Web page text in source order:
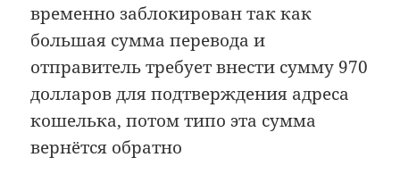
временно заблокирован так как
большая сумма перевода и
отправитель требует внести сумму 970
долларов для подтверждения адреса
кошелька, потом типо эта сумма
вернётся обратно